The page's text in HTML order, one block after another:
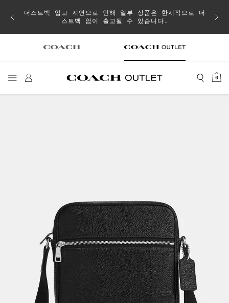
취소
더스트백 입고 지연으로 인해 일부 상품은 한시적으로 더
스트백 없이 출고될 수 있습니다.
0